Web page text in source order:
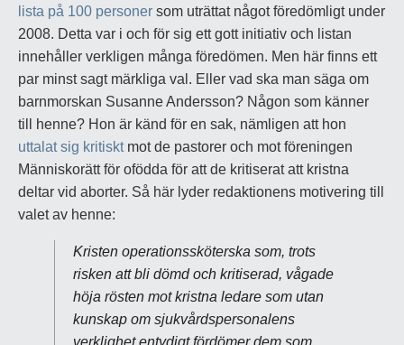
lista på 100 personer som uträttat något föredömligt under
2008. Detta var i och för sig ett gott initiativ och listan
innehåller verkligen många föredömen. Men här finns ett
par minst sagt märkliga val. Eller vad ska man säga om
barnmorskan Susanne Andersson? Någon som känner
till henne? Hon är känd för en sak, nämligen att hon
uttalat sig kritisktmot de pastorer och mot föreningen
Människorätt för ofödda för att de kritiserat att kristna
deltar vid aborter. Så här lyder redaktionens motivering till
valet av henne:
Kristen operationssköterska som, trots
risken att bli dömd och kritiserad, vågade
höja rösten mot kristna ledare som utan
kunskap om sjukvårdspersonalens
verklighet entydigt fördömer dem som